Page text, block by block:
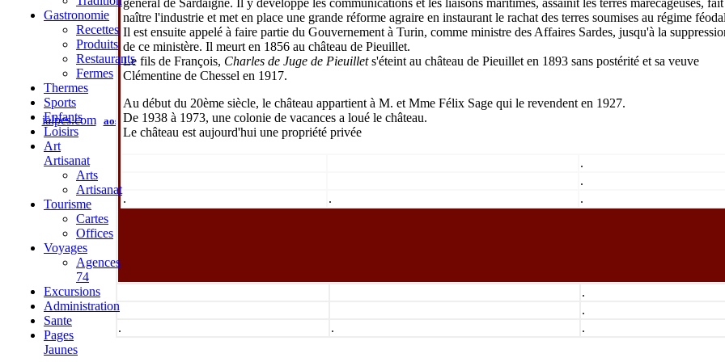
ialpes.com aoste piémont savoie haute-savoie isère geneve valais vaud jura
Plan
administration
mentions légales
Gastronomie
Recettes
Produits
Restaurants
Fermes
Thermes
Sports
Enfants
Loisirs
Art
Artisanat
Arts
Artisanat
Tourisme
Cartes
Offices
Voyages
Agences
74
Excursions
Administration
Sante
Pages
Jaunes
général de Sardaigne. Il y développe les communications et les liaisons maritimes, assainit les terres marécageuses, fait
naître l'industrie et met en place une grande réforme agraire en instaurant le rachat des terres soumises au régime
Il est ensuite appelé à faire partie du Gouvernement à Turin, comme ministre des Affaires Sardes, jusqu'à la
de ce ministère. Il meurt en 1856 au château de Pieuillet.
Le fils de François, Charles de Juge de Pieuillets'éteint au château de Pieuillet en 1893 sans postérité et sa veuve
Clémentine de Chessel en 1917.
Au début du 20ème siècle, le château appartient à M. et Mme Félix Sage qui le revendent en 1927.
De 1938 à 1973, une colonie de vacances a loué le château.
Le château est aujourd'hui une propriété privée
.
.
.
. .
.
.
.
. .